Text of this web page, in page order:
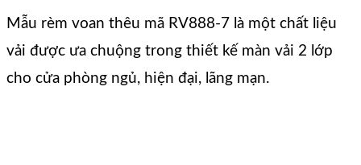
Mẫu rèm voan thêu mã RV888-7 là một chất liệu
vải được ưa chuộng trong thiết kế màn vải 2 lớp
cho cửa phòng ngủ, hiện đại, lãng mạn.